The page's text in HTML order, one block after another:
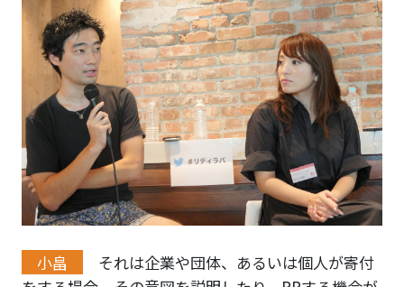
小畠
それは企業や団体、あるいは個人が寄付